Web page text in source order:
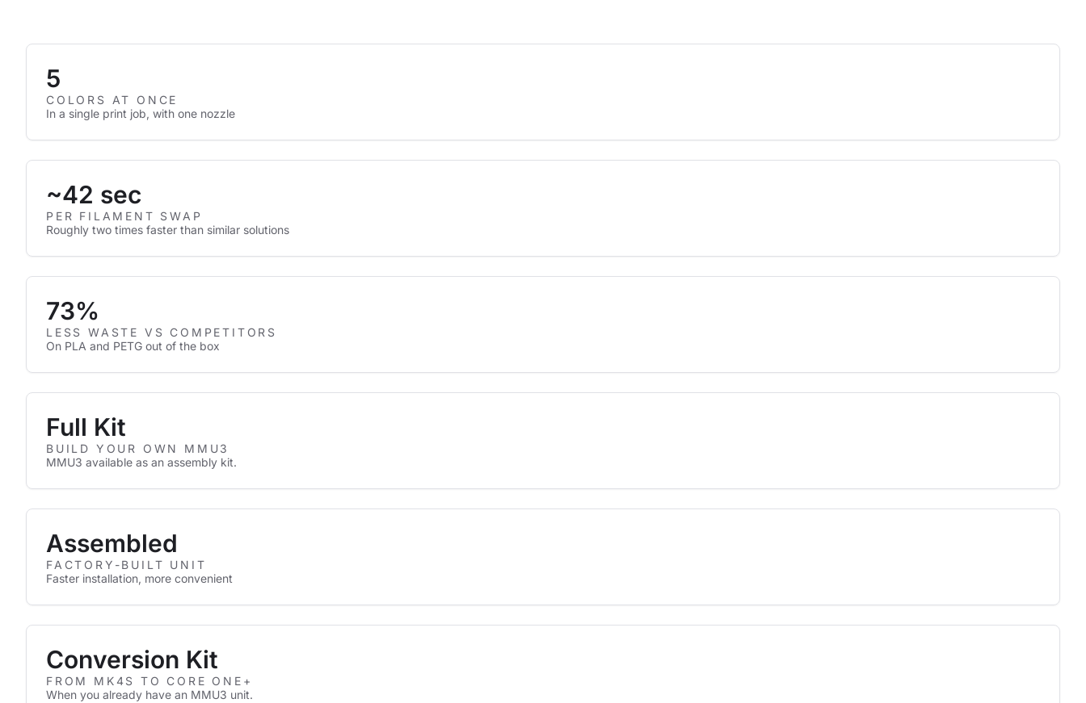
5
COLORS AT ONCE
In a single print job, with one nozzle
~42 sec
PER FILAMENT SWAP
Roughly two times faster than similar solutions
73%
LESS WASTE VS COMPETITORS
On PLA and PETG out of the box
Full Kit
BUILD YOUR OWN MMU3
MMU3 available as an assembly kit.
Assembled
FACTORY-BUILT UNIT
Faster installation, more convenient
Conversion Kit
FROM MK4S TO CORE ONE+
When you already have an MMU3 unit.